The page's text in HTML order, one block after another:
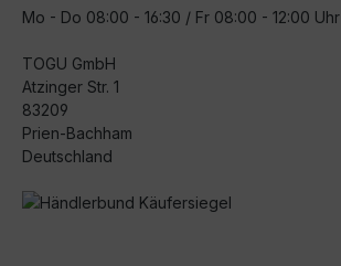
Mo - Do 08:00 - 16:30 / Fr 08:00 - 12:00 Uhr
TOGU GmbH
Atzinger Str. 1
83209
Prien-Bachham
Deutschland